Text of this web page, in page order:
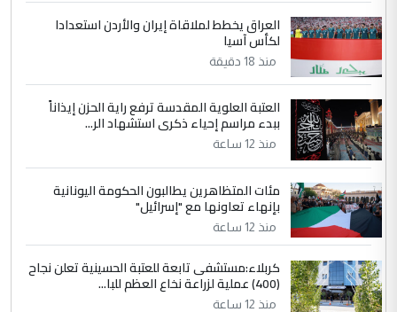
الموضوع :
أردوغان يؤكد ان اتفاقية مكة للدفاع
المشترك لا تستهدف أية دولة ومفتوحة لانضمام
الدول الشقيقة
5 يوسف غزوان عصمت
التعليق : بكالوريوس فيزياء طبية متزوج و
زوجتي أيضا بكالوريوس سكني بغداد أرغب في
الموضوع :
السعودية توافق على الاستمرار في
إعطاء 100 منحة دراسية للطلبة العراقيين في
جامعاتها سنويا
العراق يخطط لملاقاة إيران والأردن استعدادا
لكأس آسيا
منذ 18 دقيقة
العتبة العلوية المقدسة ترفع راية الحزن إيذاناً
ببدء مراسم إحياء ذكرى استشهاد الر...
منذ 12 ساعة
مئات المتظاهرين يطالبون الحكومة اليونانية
بإنهاء تعاونها مع "إسرائيل"
منذ 12 ساعة
كربلاء:مستشفى تابعة للعتبة الحسينية تعلن نجاح
(400) عملية لزراعة نخاع العظم للبا...
منذ 12 ساعة